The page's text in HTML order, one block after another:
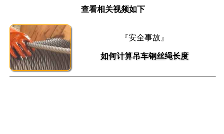
查看相关视频如下
『安全事故』
如何计算吊车钢丝绳长度